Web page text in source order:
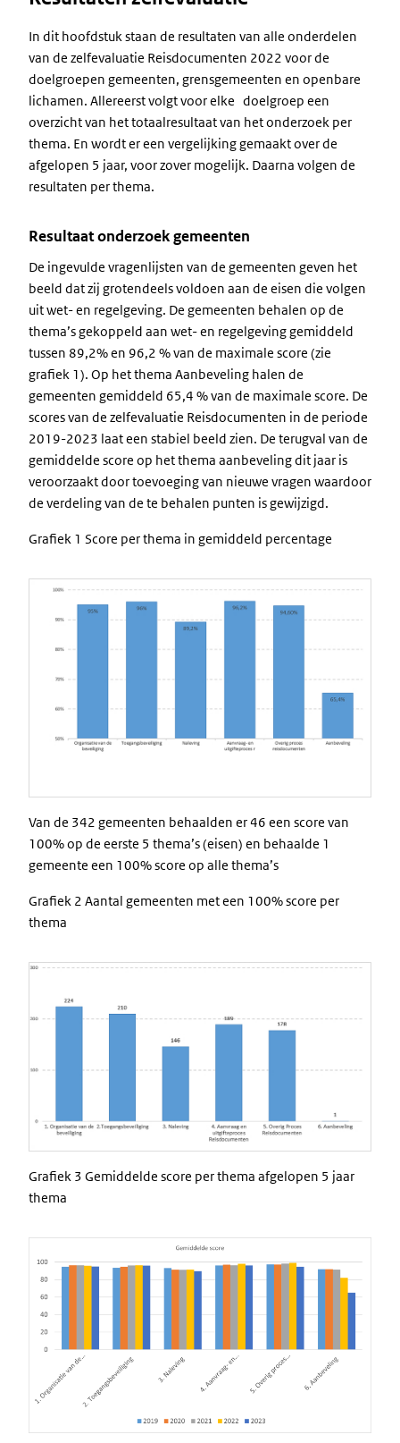
In dit hoofdstuk staan de resultaten van alle onderdelen
van de zelfevaluatie Reisdocumenten 2022 voor de
doelgroepen gemeenten, grensgemeenten en openbare
lichamen. Allereerst volgt voor elke doelgroep een
overzicht van het totaalresultaat van het onderzoek per
thema. En wordt er een vergelijking gemaakt over de
afgelopen 5 jaar, voor zover mogelijk. Daarna volgen de
resultaten per thema.
Resultaat onderzoek gemeenten
De ingevulde vragenlijsten van de gemeenten geven het
beeld dat zij grotendeels voldoen aan de eisen die volgen
uit wet- en regelgeving. De gemeenten behalen op de
thema’s gekoppeld aan wet- en regelgeving gemiddeld
tussen 89,2% en 96,2 % van de maximale score (zie
grafiek 1). Op het thema Aanbeveling halen de
gemeenten gemiddeld 65,4 % van de maximale score. De
scores van de zelfevaluatie Reisdocumenten in de periode
2019-2023 laat een stabiel beeld zien. De terugval van de
gemiddelde score op het thema aanbeveling dit jaar is
veroorzaakt door toevoeging van nieuwe vragen waardoor
de verdeling van de te behalen punten is gewijzigd.
Grafiek 1 Score per thema in gemiddeld percentage
Image
Van de 342 gemeenten behaalden er 46 een score van
100% op de eerste 5 thema’s (eisen) en behaalde 1
gemeente een 100% score op alle thema’s
Grafiek 2 Aantal gemeenten met een 100% score per
thema
Image
Grafiek 3 Gemiddelde score per thema afgelopen 5 jaar
thema
Image